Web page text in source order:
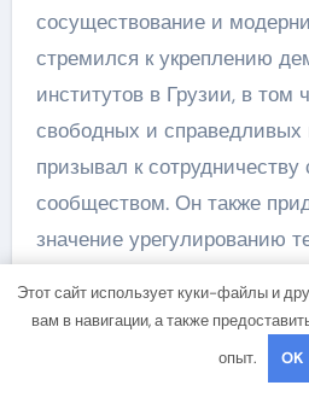
сосуществование и
стремился к укреплению
институтов в Грузии, в том
свободных и справедливых
призывал к
сообществом. Он также
значение урегулированию
сосуществования
Какие факторы
Этот сайт использует куки-файлы и
вам в навигации, а также
опыт.
OK